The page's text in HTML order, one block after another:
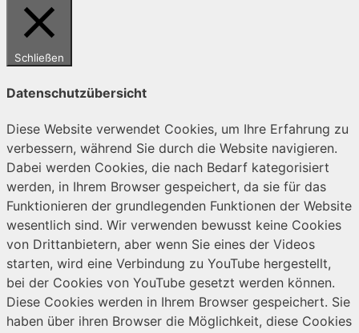
Schließen
Datenschutzübersicht
Diese Website verwendet Cookies, um Ihre Erfahrung zu
verbessern, während Sie durch die Website navigieren.
Dabei werden Cookies, die nach Bedarf kategorisiert
werden, in Ihrem Browser gespeichert, da sie für das
Funktionieren der grundlegenden Funktionen der Website
wesentlich sind. Wir verwenden bewusst keine Cookies
von Drittanbietern, aber wenn Sie eines der Videos
starten, wird eine Verbindung zu YouTube hergestellt,
bei der Cookies von YouTube gesetzt werden können.
Diese Cookies werden in Ihrem Browser gespeichert. Sie
haben über ihren Browser die Möglichkeit, diese Cookies